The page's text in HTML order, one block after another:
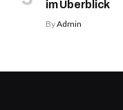
im Überblick
ByAdmin